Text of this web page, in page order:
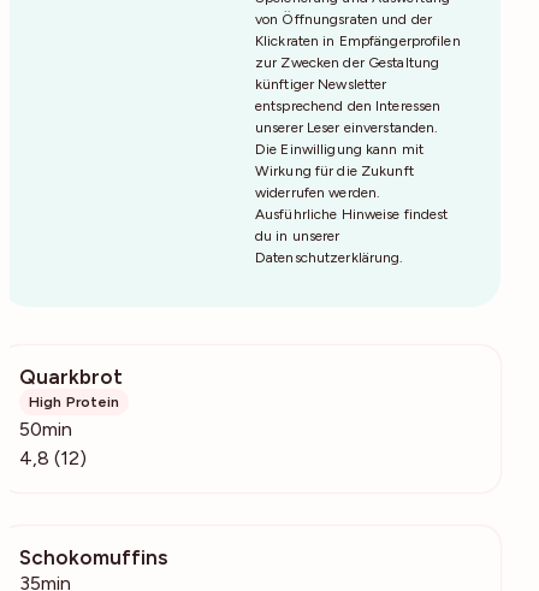
von Öffnungsraten und der
Klickraten in Empfängerprofilen
zur Zwecken der Gestaltung
künftiger Newsletter
entsprechend den Interessen
unserer Leser einverstanden.
Die Einwilligung kann mit
Wirkung für die Zukunft
widerrufen werden.
Ausführliche Hinweise findest
du in unserer
Datenschutzerklärung.
Quarkbrot
High Protein
50min
4,8 (12)
Schokomuffins
35min